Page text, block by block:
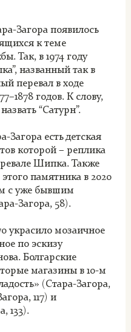
Загора появилось
к теме
Так, в 1974 году
названный так в
перевал в ходе
годов. К слову,
“Сатурн”.
Загора есть детская
которой – реплика
Шипка. Также
памятника в 2020
с уже бывшим
Загора, 58).
украсило мозаичное
по эскизу
Болгарские
магазины в 10-м
(Стара-Загора,
117) и
133).